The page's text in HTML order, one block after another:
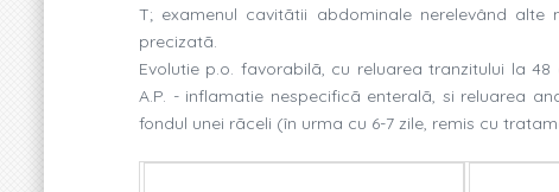
T; examenul cavitãtii abdominale nerelevând
precizatã.
Evolutie p.o. favorabilã, cu reluarea tranzitului la
A.P. - inflamatie nespecificã enteralã, si reluarea
fondul unei rãceli (în urma cu 6-7 zile, remis cu